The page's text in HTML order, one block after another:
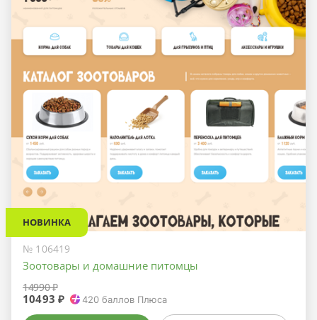
НОВИНКА
№ 106419
Зоотовары и домашние питомцы
14990 ₽
10493 ₽ 420 баллов Плюса